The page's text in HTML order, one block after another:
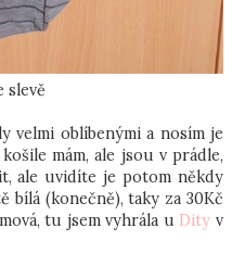
slevě
velmi oblíbenými a nosím je
mám, ale jsou v prádle,
ale uvidíte je potom někdy
bílá (konečně), taky za 30Kč
tu jsem vyhrála u Dity v